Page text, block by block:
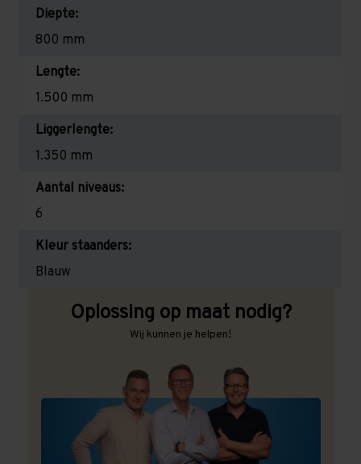
Diepte:
800 mm
Lengte:
1.500 mm
Liggerlengte:
1.350 mm
Aantal niveaus:
6
Kleur staanders:
Blauw
Oplossing op maat nodig?
Wij kunnen je helpen!